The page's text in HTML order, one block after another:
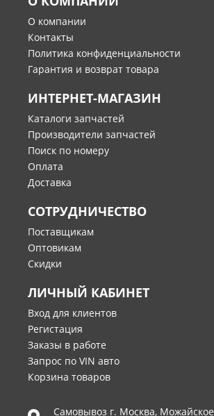
О компании
Контакты
Политика конфиденциальности
Гарантия и возврат товара
ИНТЕРНЕТ-МАГАЗИН
Каталоги запчастей
Производители запчастей
Поиск по номеру
Оплата
Доставка
СОТРУДНИЧЕСТВО
Поставщикам
Оптовикам
Скидки
ЛИЧНЫЙ КАБИНЕТ
Вход для клиентов
Регистация
Заказы в работе
Запрос по VIN авто
Корзина товаров
Самовывоз г. Москва, Можайское